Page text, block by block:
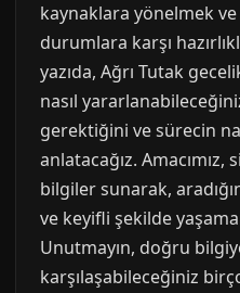
kaynaklara yönelmek
durumlara karşı
yazıda, Ağrı Tutak
nasıl
gerektiğini ve sürecin
anlatacağız.
bilgiler sunarak,
ve keyifli şekilde
Unutmayın, doğru
karşılaşabileceğiniz